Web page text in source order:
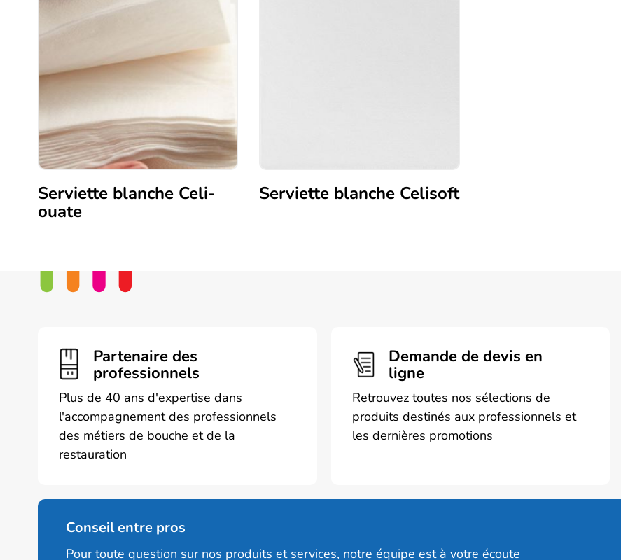
Serviette blanche Celi-
ouate
Serviette blanche Celisoft
Partenaire des
professionnels
Plus de 40 ans d'expertise dans
l'accompagnement des professionnels
des métiers de bouche et de la
restauration
Demande de devis en
ligne
Retrouvez toutes nos sélections de
produits destinés aux professionnels et
les dernières promotions
Conseil entre pros
Pour toute question sur nos produits et services, notre équipe est à votre écoute